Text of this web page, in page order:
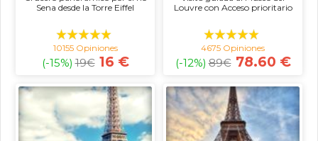
Sena desde la Torre Eiffel
10155 Opiniones
(-15%) 19€ 16 €
Louvre con Acceso prioritario
4675 Opiniones
(-12%) 89€ 78.60 €